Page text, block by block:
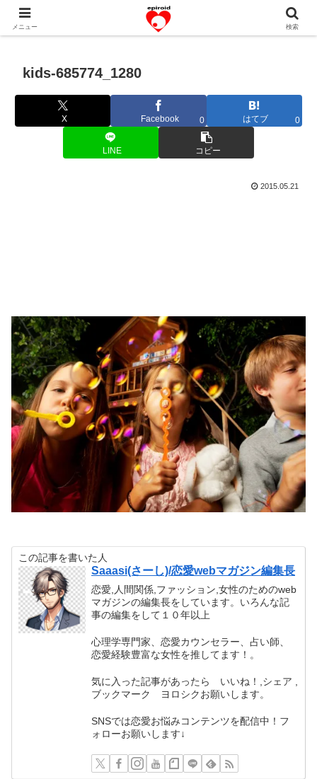
恋愛共感エピソード。あなたのストーリーを変えていく！。
kids-685774_1280
X Facebook 0 はてブ 0
LINE コピー
2015.05.21
この記事を書いた人
Saaasi(さーし)/恋愛webマガジン編集長
恋愛,人間関係,ファッション,女性のためのweb
マガジンの編集長をしています。いろんな記
事の編集をして１０年以上
心理学専門家、恋愛カウンセラー、占い師、
恋愛経験豊富な女性を推してます！。
気に入った記事があったら いいね！,シェア ,
ブックマーク ヨロシクお願いします。
SNSでは恋愛お悩みコンテンツを配信中！フ
ォローお願いします↓
メニュー 検索